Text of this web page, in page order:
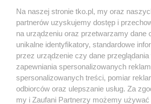
Pokaż więcej
Na naszej stronie tko.pl, my oraz
partnerów uzyskujemy dostęp i
na urządzeniu oraz przetwarzamy dane
unikalne identyfikatory, standardowe
przez urządzenie czy dane przeglądania
zapewniania spersonalizowanych
spersonalizowanych treści, pomiar
odbiorców oraz ulepszanie usług. Za
my i Zaufani Partnerzy możemy używać